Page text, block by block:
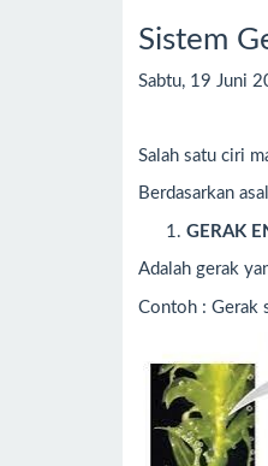
Sistem
Sabtu, 19 Juni
Salah satu ciri
Berdasarkan
GERAK
Adalah gerak
Contoh : Gerak